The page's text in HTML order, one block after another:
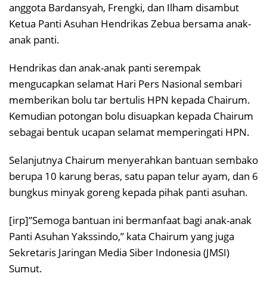
anggota Bardansyah, Frengki, dan Ilham disambut
Ketua Panti Asuhan Hendrikas Zebua bersama anak-
anak panti.
Hendrikas dan anak-anak panti serempak
mengucapkan selamat Hari Pers Nasional sembari
memberikan bolu tar bertulis HPN kepada Chairum.
Kemudian potongan bolu disuapkan kepada Chairum
sebagai bentuk ucapan selamat memperingati HPN.
Selanjutnya Chairum menyerahkan bantuan sembako
berupa 10 karung beras, satu papan telur ayam, dan 6
bungkus minyak goreng kepada pihak panti asuhan.
[irp]”Semoga bantuan ini bermanfaat bagi anak-anak
Panti Asuhan Yakssindo,” kata Chairum yang juga
Sekretaris Jaringan Media Siber Indonesia (JMSI)
Sumut.